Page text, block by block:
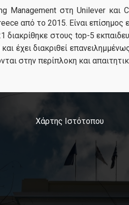
Management στη Unilever
από το 2015. Είναι
διακρίθηκε στους top-5
έχει διακριθεί
στην περίπλοκη και
Χάρτης Ιστότοπου